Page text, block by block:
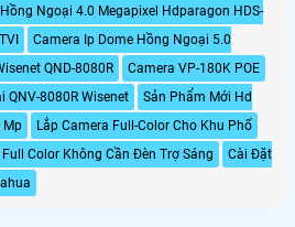
Ngoại 4.0 Megapixel Hdparagon HDS-
Camera Ip Dome Hồng Ngoại 5.0
QND-8080R
Camera VP-180K POE
QNV-8080R Wisenet
Sản Phẩm Mới Hd
Mp
Lắp Camera Full-Color Cho Khu Phố
Color Không Cần Đèn Trợ Sáng
Cài Đặt